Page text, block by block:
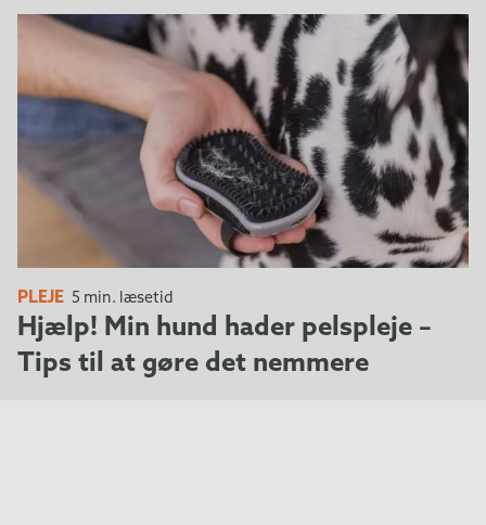
PLEJE 5 min. læsetid
Hjælp! Min hund hader pelspleje –
Tips til at gøre det nemmere